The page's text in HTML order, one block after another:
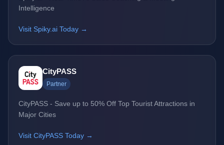
Intelligence
Visit Spiky.ai Today →
CityPASS
Partner
CityPASS - Save up to 50% Off Top Tourist Attractions in
Major Cities
Visit CityPASS Today →